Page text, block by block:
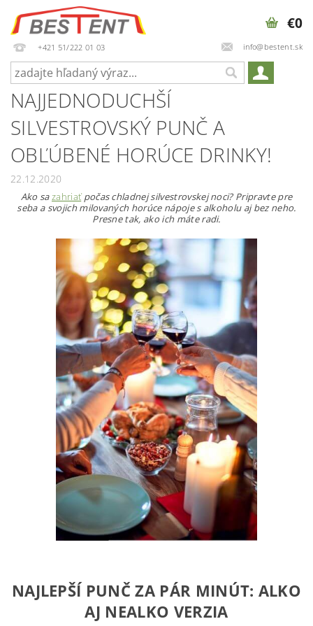
+421 51/222 01 03 info@bestent.sk
€0
NAJJEDNODUCHŠÍ
SILVESTROVSKÝ PUNČ A
OBĽÚBENÉ HORÚCE DRINKY!
22.12.2020
Ako sazahriaťpočas chladnej silvestrovskej noci? Pripravte pre
seba a svojich milovaných horúce nápoje s alkoholu aj bez neho.
Presne tak, ako ich máte radi.
NAJLEPŠÍ PUNČ ZA PÁR MINÚT: ALKO
AJ NEALKO VERZIA